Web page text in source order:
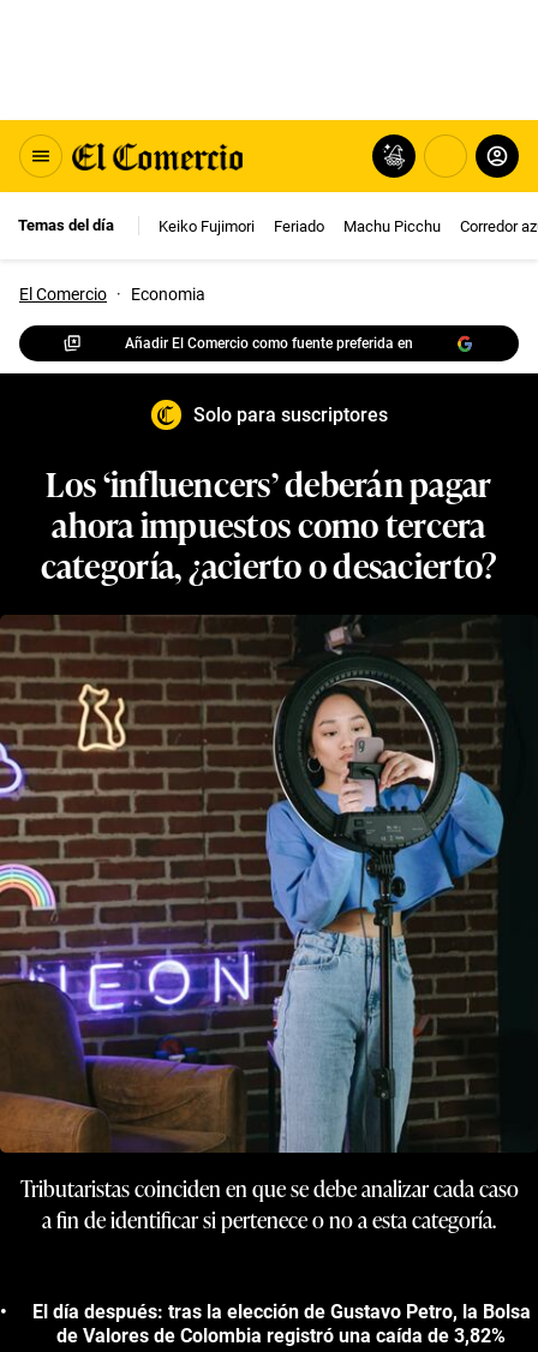
Temas del día Keiko Fujimori Feriado Machu Picchu Corredor
El Comercio · Economia
Añadir El Comercio como fuente preferida en
Solo para suscriptores
Los ‘influencers’ deberán pagar
ahora impuestos como tercera
categoría, ¿acierto o desacierto?
Tributaristas coinciden en que se debe analizar cada caso
a fin de identificar si pertenece o no a esta categoría.
El día después: tras la elección de Gustavo Petro, la Bolsa
de Valores de Colombia registró una caída de 3,82%